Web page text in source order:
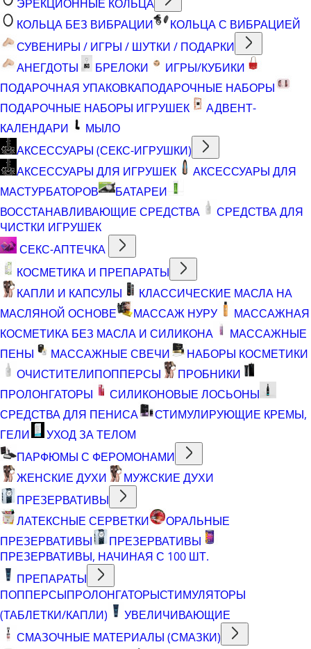
ЭРЕКЦИОННЫЕ КОЛЬЦА
КОЛЬЦА БЕЗ ВИБРАЦИИ
КОЛЬЦА С ВИБРАЦИЕЙ
СУВЕНИРЫ / ИГРЫ / ШУТКИ / ПОДАРКИ
АНЕГДОТЫ
БРЕЛОКИ
ИГРЫ/КУБИКИ
ПОДАРОЧНАЯ УПАКОВКАПОДАРОЧНЫЕ НАБОРЫ
ПОДАРОЧНЫЕ НАБОРЫ ИГРУШЕК
АДВЕНТ-
КАЛЕНДАРИ
МЫЛО
АКСЕССУАРЫ (СЕКС-ИГРУШКИ)
АКСЕССУАРЫ ДЛЯ ИГРУШЕК
АКСЕССУАРЫ ДЛЯ
МАСТУРБАТОРОВ
БАТАРЕИ
ВОССТАНАВЛИВАЮЩИЕ СРЕДСТВА
СРЕДСТВА ДЛЯ
ЧИСТКИ ИГРУШЕК
СЕКС-АПТЕЧКА
КОСМЕТИКА И ПРЕПАРАТЫ
КАПЛИ И КАПСУЛЫ
КЛАССИЧЕСКИЕ МАСЛА НА
МАСЛЯНОЙ ОСНОВЕ
МАССАЖ НУРУ
МАССАЖНАЯ
КОСМЕТИКА БЕЗ МАСЛА И СИЛИКОНА
МАССАЖНЫЕ
ПЕНЫ
МАССАЖНЫЕ СВЕЧИ
НАБОРЫ КОСМЕТИКИ
ОЧИСТИТЕЛИПОППЕРСЫ
ПРОБНИКИ
ПРОЛОНГАТОРЫ
СИЛИКОНОВЫЕ ЛОСЬОНЫ
СРЕДСТВА ДЛЯ ПЕНИСА
СТИМУЛИРУЮЩИЕ КРЕМЫ,
ГЕЛИ
УХОД ЗА ТЕЛОМ
ПАРФЮМЫ С ФЕРОМОНАМИ
ЖЕНСКИЕ ДУХИ
МУЖСКИЕ ДУХИ
ПРЕЗЕРВАТИВЫ
ЛАТЕКСНЫЕ СЕРВЕТКИ
ОРАЛЬНЫЕ
ПРЕЗЕРВАТИВЫ
ПРЕЗЕРВАТИВЫ
ПРЕЗЕРВАТИВЫ, НАЧИНАЯ С 100 ШТ.
ПРЕПАРАТЫ
ПОППЕРСЫПРОЛОНГАТОРЫСТИМУЛЯТОРЫ
(ТАБЛЕТКИ/КАПЛИ)
УВЕЛИЧИВАЮЩИЕ
СМАЗОЧНЫЕ МАТЕРИАЛЫ (СМАЗКИ)